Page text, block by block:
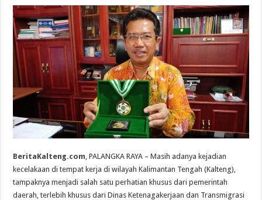
BeritaKalteng.com , PALANGKA RAYA – Masih adanya kejadian
kecelakaan di tempat kerja di wilayah Kalimantan Tengah (Kalteng),
tampaknya menjadi salah satu perhatian khusus dari pemerintah
daerah, terlebih khusus dari Dinas Ketenagakerjaan dan Transmigrasi